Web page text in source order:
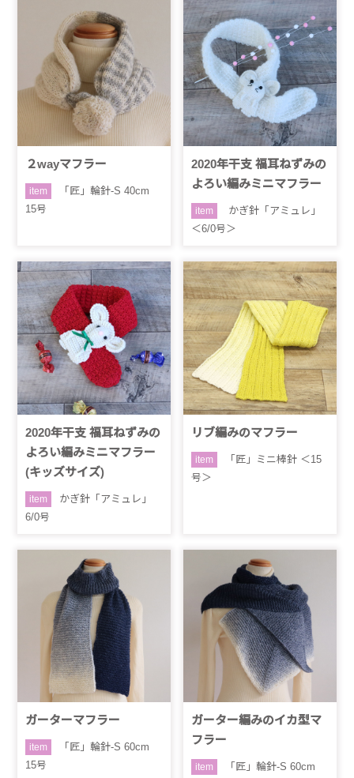
２wayマフラー
item
「匠」輪針-S 40cm
15号
2020年干支 福耳ねずみの
よろい編みミニマフラー
item
かぎ針「アミュレ」
＜6/0号＞
2020年干支 福耳ねずみの
よろい編みミニマフラー
(キッズサイズ)
item
かぎ針「アミュレ」
6/0号
リブ編みのマフラー
item
「匠」ミニ棒針 ＜15
号＞
ガーターマフラー
item
「匠」輪針-S 60cm
15号
ガーター編みのイカ型マ
フラー
item
「匠」輪針-S 60cm